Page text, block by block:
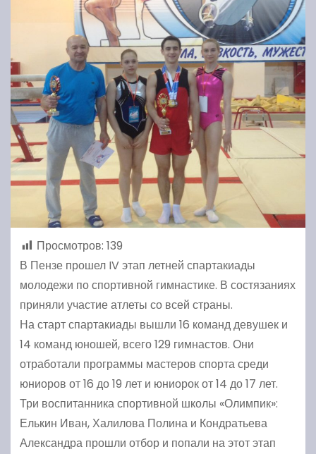
Просмотров: 139
В Пензе прошел IV этап летней спартакиады
молодежи по спортивной гимнастике. В состязаниях
приняли участие атлеты со всей страны.
На старт спартакиады вышли 16 команд девушек и
14 команд юношей, всего 129 гимнастов. Они
отработали программы мастеров спорта среди
юниоров от 16 до 19 лет и юниорок от 14 до 17 лет.
Три воспитанника спортивной школы «Олимпик»:
Елькин Иван, Халилова Полина и Кондратьева
Александра прошли отбор и попали на этот этап